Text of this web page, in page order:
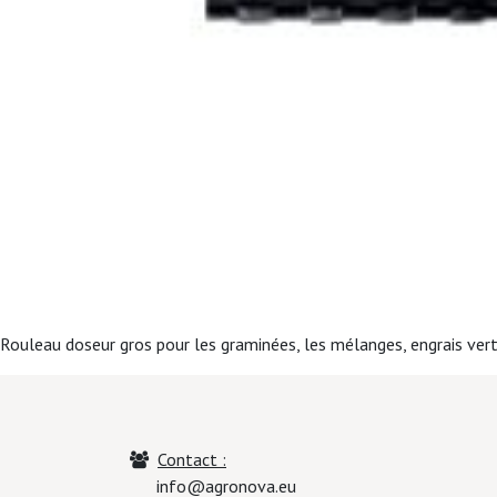
Rouleau doseur gros pour les graminées, les mélanges, engrais
Contact :
info@agronova.eu